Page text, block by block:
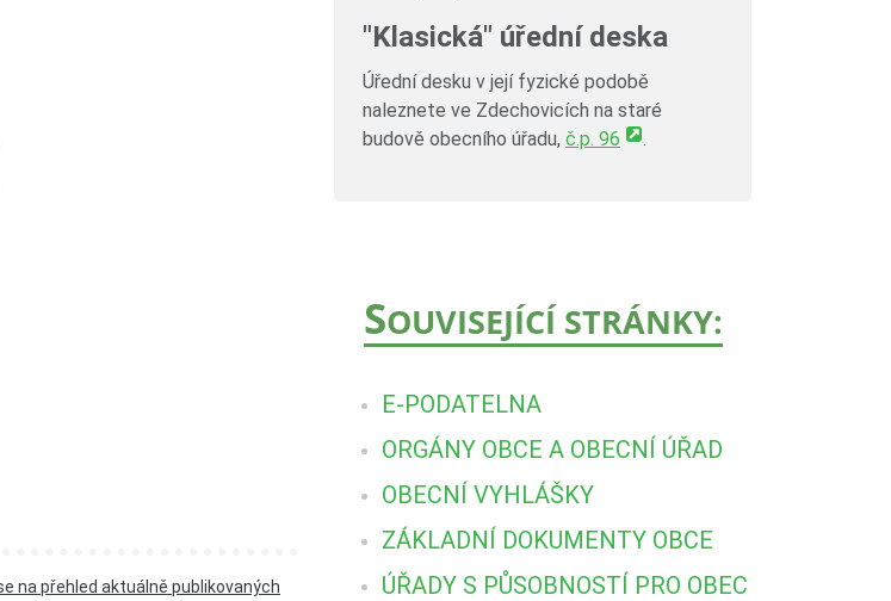
na přehled aktuálně publikovaných
"Klasická" úřední deska
Úřední desku v její fyzické podobě
naleznete ve Zdechovicích na staré
budově obecního úřadu, č.p. 96 .
SOUVISEJÍCÍ STRÁNKY:
E-PODATELNA
ORGÁNY OBCE A OBECNÍ ÚŘAD
OBECNÍ VYHLÁŠKY
ZÁKLADNÍ DOKUMENTY OBCE
ÚŘADY S PŮSOBNOSTÍ PRO OBEC